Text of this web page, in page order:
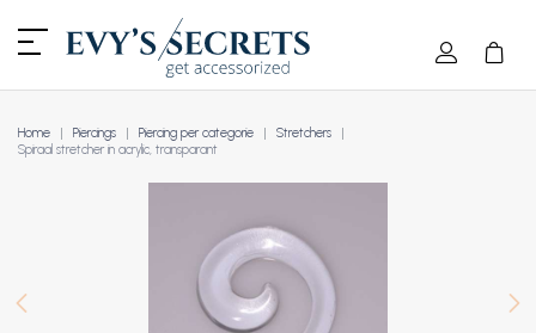
Home Piercings Piercing per categorie
Stretchers
Spiraal stretcher in acrylic, transparant